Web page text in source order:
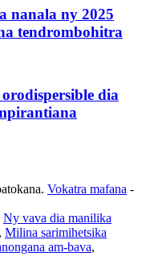
nanala ny 2025
tendrombohitra
dia
Vokatra mafana -
Ny vava dia manilika
, Milina sarimihetsika
am-bava,